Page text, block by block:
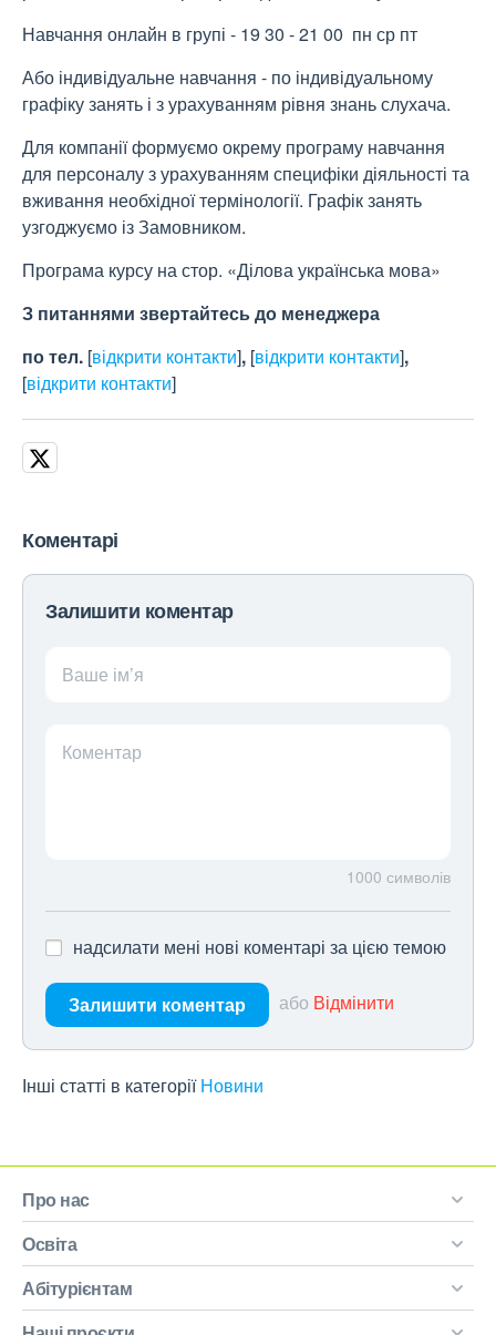
Навчання онлайн в групі - 19 30 - 21 00 пн ср пт
Або індивідуальне навчання - по індивідуальному
графіку занять і з урахуванням рівня знань слухача.
Для компанії формуємо окрему програму навчання
для персоналу з урахуванням специфіки діяльності та
вживання необхідної термінології. Графік занять
узгоджуємо із Замовником.
Програма курсу на стор. «Ділова українська мова»
З питаннями звертайтесь до менеджера
по тел. [відкрити контакти], [відкрити контакти],
[відкрити контакти]
Коментарі
Залишити коментар
Ваше ім’я
Коментар
1000 символів
надсилати мені нові коментарі за цією темою
Залишити коментар або Відмінити
Інші статті в категорії Новини
Про нас
Освіта
Абітурієнтам